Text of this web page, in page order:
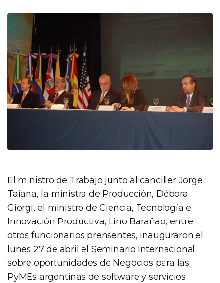
El ministro de Trabajo junto al canciller Jorge
Taiana, la ministra de Producción, Débora
Giorgi, el ministro de Ciencia, Tecnología e
Innovación Productiva, Lino Barañao, entre
otros funcionarios prensentes, inauguraron el
lunes 27 de abril el Seminario Internacional
sobre oportunidades de Negocios para las
PyMEs argentinas de software y servicios